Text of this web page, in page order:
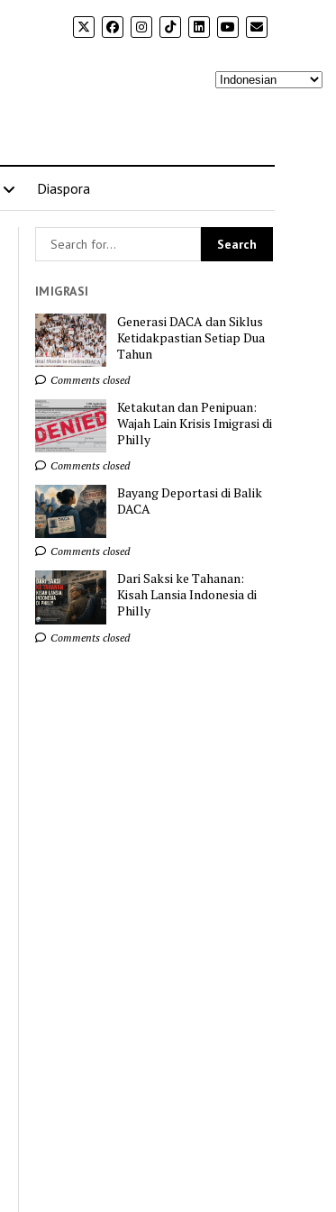
Diaspora
IMIGRASI
Generasi DACA dan Siklus
Ketidakpastian Setiap Dua
Tahun
Comments closed
Ketakutan dan Penipuan:
Wajah Lain Krisis Imigrasi di
Philly
Comments closed
Bayang Deportasi di Balik
DACA
Comments closed
Dari Saksi ke Tahanan:
Kisah Lansia Indonesia di
Philly
Comments closed